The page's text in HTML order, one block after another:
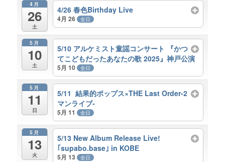
4月
26
土
4/26 春色Birthday Live
4月 26 全日
5月
10
土
5/10 アルケミスト童謡コンサート 『かつ
てこどもだったあなたの歌 2025』神戸公演
5月 10 全日
5月
11
日
5/11 結果的ポップス×THE Last Order‐2
マンライブ‐
5月 11 全日
5月
13
火
5/13 New Album Release Live!
｢supabo.base｣ in KOBE
5月 13 全日